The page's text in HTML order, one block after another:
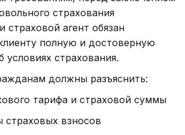
страхования
страховой агент обязан
полную и достоверную
страхования.
должны разъяснить:
тарифа и страховой суммы
страховых взносов